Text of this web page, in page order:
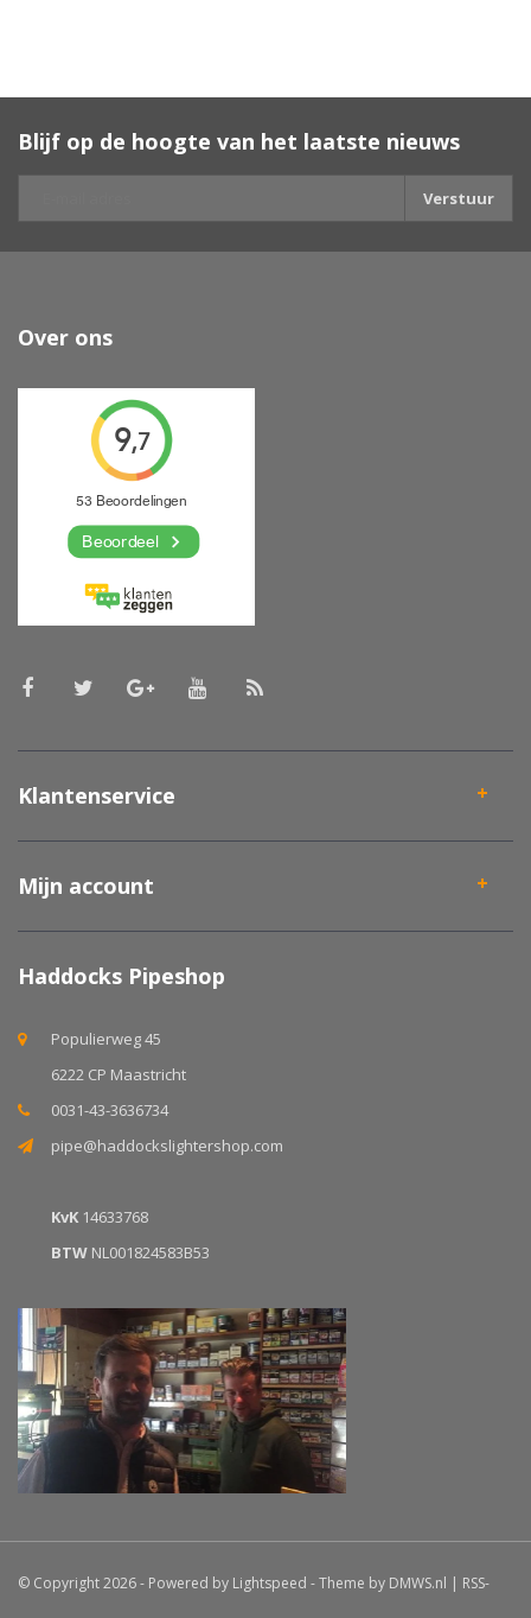
Blijf op de hoogte van het laatste nieuws
Verstuur
Over ons
Klantenservice
Mijn account
Haddocks Pipeshop
Populierweg 45
6222 CP Maastricht
0031-43-3636734
pipe@haddockslightershop.com
KvK 14633768
BTW NL001824583B53
© Copyright 2026 - Powered by Lightspeed - Theme by DMWS.nl | RSS-